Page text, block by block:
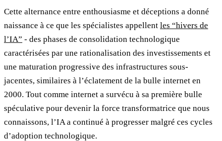
Cette alternance entre enthousiasme et déceptions a donné
naissance à ce que les spécialistes appellent les “hivers de
l’IA” - des phases de consolidation technologique
caractérisées par une rationalisation des investissements et
une maturation progressive des infrastructures sous-
jacentes, similaires à l’éclatement de la bulle internet en
2000. Tout comme internet a survécu à sa première bulle
spéculative pour devenir la force transformatrice que nous
connaissons, l’IA a continué à progresser malgré ces cycles
d’adoption technologique.